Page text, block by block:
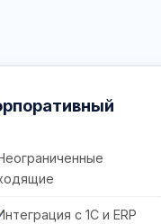
с 1С и ERP